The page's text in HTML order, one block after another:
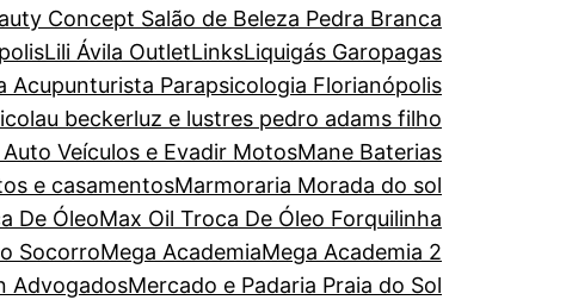
Concept Salão de Beleza Pedra Branca
Lili Ávila OutletLinksLiquigás Garopagas
Acupunturista Parapsicologia Florianópolis
beckerluz e lustres pedro adams filho
Auto Veículos e Evadir MotosMane Baterias
e casamentosMarmoraria Morada do sol
De ÓleoMax Oil Troca De Óleo Forquilinha
SocorroMega AcademiaMega Academia 2
AdvogadosMercado e Padaria Praia do Sol